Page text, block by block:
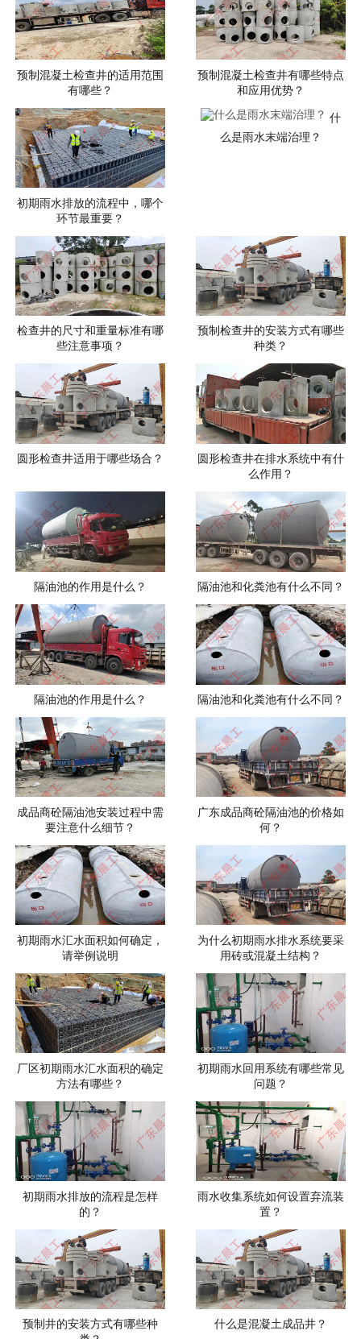
预制混凝土检查井的适用范围
有哪些？
预制混凝土检查井有哪些特点
和应用优势？
初期雨水排放的流程中，哪个
环节最重要？
什
么是雨水末端治理？
检查井的尺寸和重量标准有哪
些注意事项？
预制检查井的安装方式有哪些
种类？
圆形检查井适用于哪些场合？
圆形检查井在排水系统中有什
么作用？
隔油池的作用是什么？ 隔油池和化粪池有什么不同？
隔油池的作用是什么？ 隔油池和化粪池有什么不同？
成品商砼隔油池安装过程中需
要注意什么细节？
广东成品商砼隔油池的价格如
何？
初期雨水汇水面积如何确定，
请举例说明
为什么初期雨水排水系统要采
用砖或混凝土结构？
厂区初期雨水汇水面积的确定
方法有哪些？
初期雨水回用系统有哪些常见
问题？
初期雨水排放的流程是怎样
的？
雨水收集系统如何设置弃流装
置？
预制井的安装方式有哪些种
什么是混凝土成品井？